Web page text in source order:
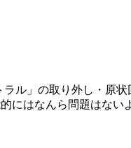
ル」の取り外し・原状
的にはなんら問題はな